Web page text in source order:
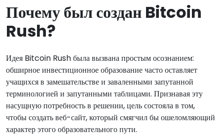
Почему был создан Bitcoin
Rush?
Идея Bitcoin Rush была вызвана простым осознанием:
обширное инвестиционное образование часто оставляет
учащихся в замешательстве и заваленными запутанной
терминологией и запутанными таблицами. Признавая эту
насущную потребность в решении, цель состояла в том,
чтобы создать веб-сайт, который смягчил бы ошеломляющий
характер этого образовательного пути.